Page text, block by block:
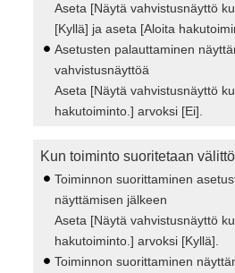
Aseta [Näytä vahvistusnäyttö
[Kyllä] ja aseta [Aloita
Asetusten palauttaminen
vahvistusnäyttöä
Aseta [Näytä vahvistusnäyttö
hakutoiminto.] arvoksi [Ei].
Kun toiminto suoritetaan
Toiminnon suorittaminen
näyttämisen jälkeen
Aseta [Näytä vahvistusnäyttö
hakutoiminto.] arvoksi [Kyllä].
Toiminnon suorittaminen